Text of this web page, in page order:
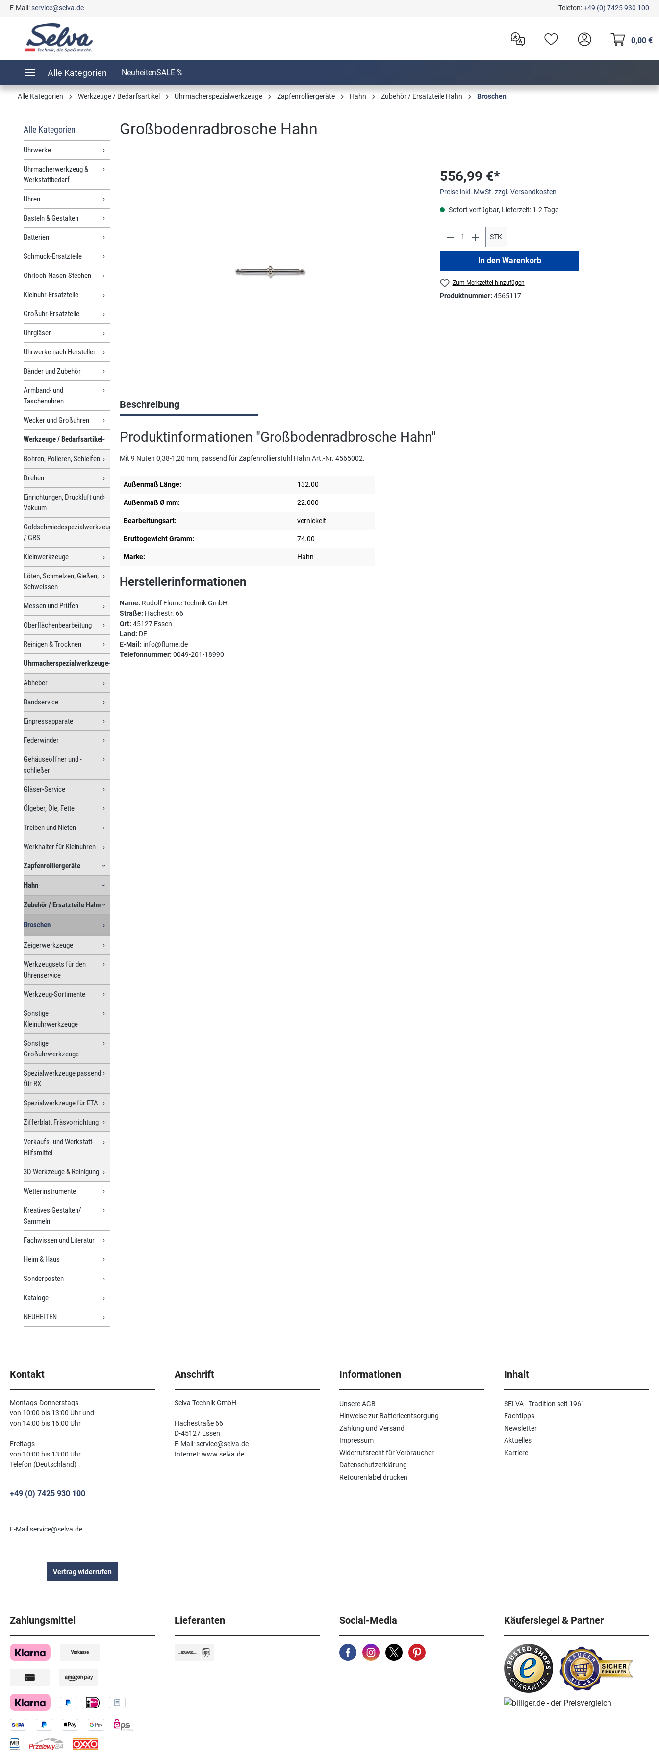
Zur Hauptnavigation springen
E-Mail:service@selva.de Telefon:+49 (0) 7425 930 100
0,00 €
Alle Kategorien NeuheitenSALE %
Alle Kategorien Werkzeuge / Bedarfsartikel Uhrmacherspezialwerkzeuge Zapfenrolliergeräte Hahn Zubehör / Ersatzteile Hahn Broschen
Alle Kategorien
Uhrwerke
Uhrmacherwerkzeug &
Werkstattbedarf
Uhren
Basteln & Gestalten
Batterien
Schmuck-Ersatzteile
Ohrloch-Nasen-Stechen
Kleinuhr-Ersatzteile
Großuhr-Ersatzteile
Uhrgläser
Uhrwerke nach Hersteller
Bänder und Zubehör
Armband- und
Taschenuhren
Wecker und Großuhren
Werkzeuge / Bedarfsartikel
Bohren, Polieren, Schleifen
Drehen
Einrichtungen, Druckluft und
Vakuum
Goldschmiedespezialwerkzeuge
/ GRS
Kleinwerkzeuge
Löten, Schmelzen, Gießen,
Schweissen
Messen und Prüfen
Oberflächenbearbeitung
Reinigen & Trocknen
Uhrmacherspezialwerkzeuge
Abheber
Bandservice
Einpressapparate
Federwinder
Gehäuseöffner und -
schließer
Gläser-Service
Ölgeber, Öle, Fette
Treiben und Nieten
Werkhalter für Kleinuhren
Zapfenrolliergeräte
Hahn
Zubehör / Ersatzteile Hahn
Broschen
Zeigerwerkzeuge
Werkzeugsets für den
Uhrenservice
Werkzeug-Sortimente
Sonstige
Kleinuhrwerkzeuge
Sonstige
Großuhrwerkzeuge
Spezialwerkzeuge passend
für RX
Spezialwerkzeuge für ETA
Zifferblatt Fräsvorrichtung
Verkaufs- und Werkstatt-
Hilfsmittel
3D Werkzeuge & Reinigung
Wetterinstrumente
Kreatives Gestalten/
Sammeln
Fachwissen und Literatur
Heim & Haus
Sonderposten
Kataloge
NEUHEITEN
Großbodenradbrosche Hahn
556,99 €*
Preise inkl. MwSt. zzgl. Versandkosten
Sofort verfügbar, Lieferzeit: 1-2 Tage
STK
In den Warenkorb
Zum Merkzettel hinzufügen
Produktnummer:4565117
Beschreibung
Produktinformationen "Großbodenradbrosche Hahn"
Mit 9 Nuten 0,38-1,20 mm, passend für Zapfenrollierstuhl Hahn Art.-Nr. 4565002.
Außenmaß Länge: 132.00
Außenmaß Ø mm: 22.000
Bearbeitungsart: vernickelt
Bruttogewicht Gramm: 74.00
Marke: Hahn
Herstellerinformationen
Name: Rudolf Flume Technik GmbH
Straße: Hachestr. 66
Ort: 45127 Essen
Land: DE
E-Mail: info@flume.de
Telefonnummer: 0049-201-18990
Kontakt
Montags-Donnerstags
von 10:00 bis 13:00 Uhr und
von 14:00 bis 16:00 Uhr
Freitags
von 10:00 bis 13:00 Uhr
Telefon (Deutschland)
+49 (0) 7425 930 100
E-Mail service@selva.de
Vertrag widerrufen
Anschrift
Selva Technik GmbH
Hachestraße 66
D-45127 Essen
E-Mail: service@selva.de
Internet: www.selva.de
Informationen
Unsere AGB
Hinweise zur Batterieentsorgung
Zahlung und Versand
Impressum
Widerrufsrecht für Verbraucher
Datenschutzerklärung
Retourenlabel drucken
Inhalt
SELVA - Tradition seit 1961
Fachtipps
Newsletter
Aktuelles
Karriere
Zahlungsmittel Lieferanten Social-Media Käufersiegel & Partner